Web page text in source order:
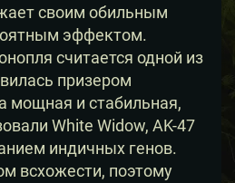
своим обильным
эффектом.
считается одной из
призером
мощная и стабильная,
White Widow, AK-47
индичных генов.
всхожести, поэтому